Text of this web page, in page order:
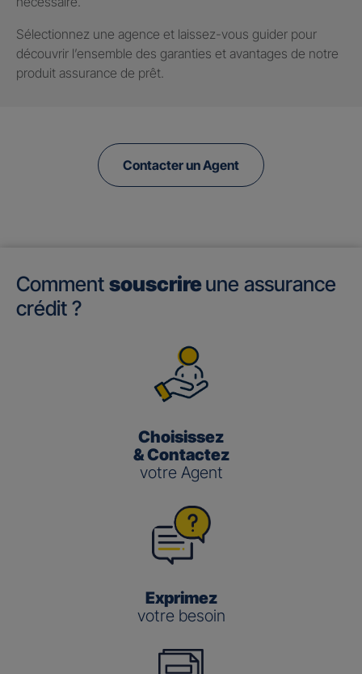
Sélectionnez une agence et laissez-vous guider pour
découvrir l’ensemble des garanties et avantages de notre
produit assurance de prêt.
Contacter un Agent
Comment souscrireune assurance
crédit ?
Choisissez
& Contactez
votre Agent
Exprimez
votre besoin